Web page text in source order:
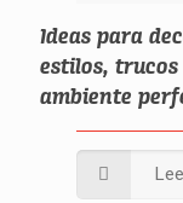
Ideas para
estilos,
ambiente